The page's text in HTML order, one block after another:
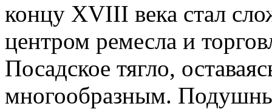
концу XVIII века стал
центром ремесла и
Посадское тягло,
многообразным.